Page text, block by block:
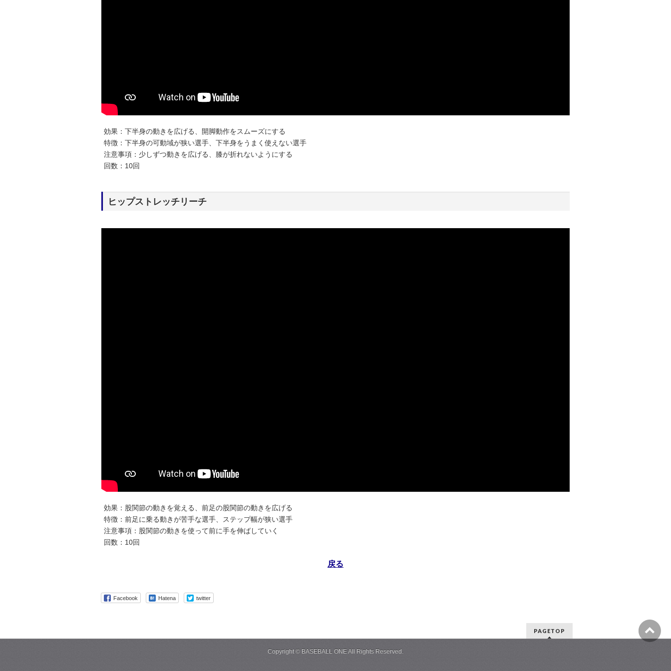
効果：下半身の動きを広げる、開脚動作をスムーズにする
特徴：下半身の可動域が狭い選手、下半身をうまく使えない選手
注意事項：少しずつ動きを広げる、膝が折れないようにする
回数：10回
ヒップストレッチリーチ
効果：股関節の動きを覚える、前足の股関節の動きを広げる
特徴：前足に乗る動きが苦手な選手、ステップ幅が狭い選手
注意事項：股関節の動きを使って前に手を伸ばしていく
回数：10回
戻る
Facebook Hatena twitter
PAGETOP
Copyright © BASEBALL ONEAll Rights Reserved.